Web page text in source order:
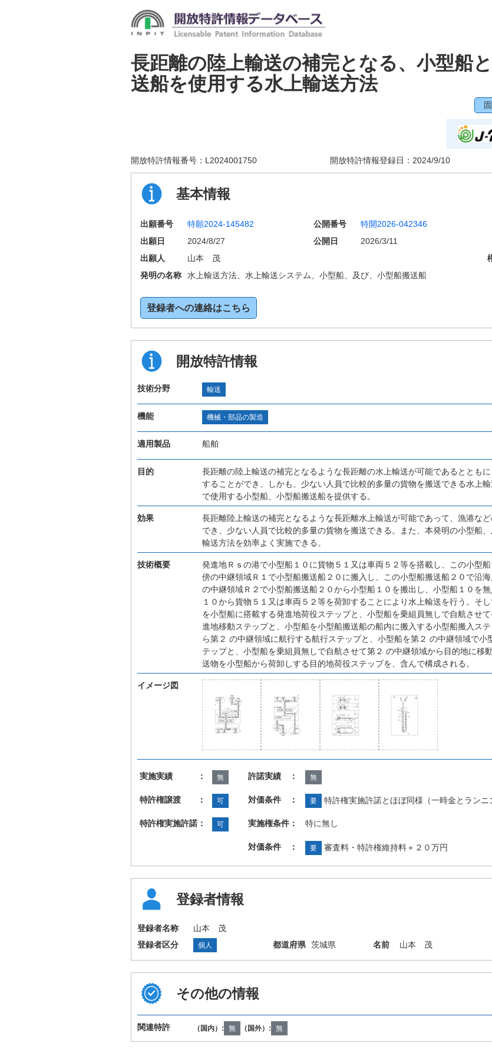
長距離の陸上輸送の補完となる、小型船
送船を使用する水上輸送方法
開放特許情報番号： L2024001750 開放特許情報登録日： 2024/9/10
基本情報
出願番号 特願2024-145482 公開番号
特開2026-042346
出願日
2024/8/27 公開日
2026/3/11
出願人
山本 茂
発明の名称
水上輸送方法、水上輸送システム、小型船、及び、小型船搬送船
登録者への連絡はこちら
開放特許情報
技術分野 輸送
機能 機械・部品の製造
適用製品 船舶
目的
長距離の陸上輸送の補完となるような長距離の水上輸送が可能であるととも
することができ、しかも、少ない人員で比較的多量の貨物を搬送できる水上
で使用する小型船、小型船搬送船を提供する。
効果
長距離陸上輸送の補完となるような長距離水上輸送が可能であって、漁港な
でき、少ない人員で比較的多量の貨物を搬送できる。また、本発明の小型船
輸送方法を効率よく実施できる。
技術概要
発進地Ｒｓの港で小型船１０に貨物５１又は車両５２等を搭載し、この小型
傍の中継領域Ｒ１で小型船搬送船２０に搬入し、この小型船搬送船２０で沿
の中継領域Ｒ２で小型船搬送船２０から小型船１０を搬出し、小型船１０を
１０から貨物５１又は車両５２等を荷卸することにより水上輸送を行う。そ
を小型船に搭載する発進地荷役ステップと、小型船を乗組員無しで自航させ
進地移動ステップと、小型船を小型船搬送船の船内に搬入する小型船搬入ス
ら第２ の中継領域に航行する航行ステップと、小型船を第２ の中継領域で
テップと、小型船を乗組員無しで自航させて第２ の中継領域から目的地に移
送物を小型船から荷卸しする目的地荷役ステップを、含んで構成される。
イメージ図
実施実績 ： 無 許諾実績 ： 無
特許権譲渡 ： 可 対価条件 ： 要 特許権実施許諾とほぼ同様（一時金とランニ
特許権実施許諾： 可 実施権条件： 特に無し
対価条件 ： 要 審査料・特許権維持料＋２０万円
登録者情報
登録者名称
山本 茂
登録者区分
個人 都道府県 茨城県 名前 山本 茂
その他の情報
国際特許分類
（IPC第8版）
B63B1/28 B63B27/14 B63B35/42 B63B43/06 B63B79/40 B63H21/22 B65G61/